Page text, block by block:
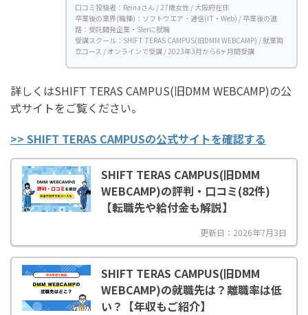
口コミ投稿者：Reinaさん / 27歳女性 / 大阪府在住
卒業後の業界(職種)：ソフトウエア・通信(IT・Web) / 卒業後の進
路：受託開発企業・SIerに就職
受講スクール：SHIFT TERAS CAMPUS(旧DMM WEBCAMP) / 就業両
立コース / オンラインで受講 / 2023年3月から6ヶ月間受講
詳しくはSHIFT TERAS CAMPUS(旧DMM WEBCAMP)の公
式サイトをご覧ください。
>> SHIFT TERAS CAMPUSの公式サイトを確認する
SHIFT TERAS CAMPUS(旧DMM
WEBCAMP)の評判・口コミ(82件)
【転職先や給付金も解説】
更新日：2026年7月3日
SHIFT TERAS CAMPUS(旧DMM
WEBCAMP)の就職先は？離職率は低
い？【年収もご紹介】